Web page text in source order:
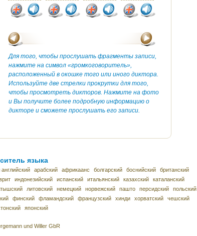
Для того, чтобы прослушать фрагменты записи,
нажмите на символ «громкоговоритель»,
расположенный в окошке того или иного диктора.
Используйте две стрелки прокрутки для того,
чтобы просмотреть дикторов. Нажмите на фото
и Вы получите более подробную информацию о
дикторе и сможете прослушать его записи.
языка
арабский африкаанс болгарский боснийский
британский
индонезийский испанский итальянский казахский
каталанский
литовский немецкий норвежский пашто персидский
польский
финский фламандский французский хинди хорватский
чешский
японский
und Willer GbR